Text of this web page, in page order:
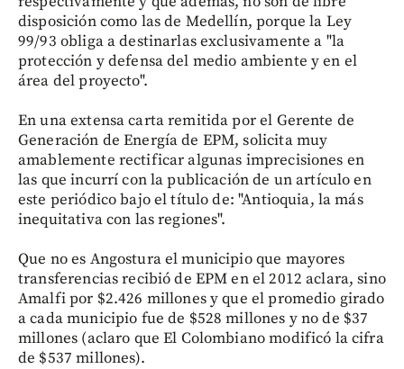
disposición como las de Medellín, porque la Ley
99/93 obliga a destinarlas exclusivamente a "la
protección y defensa del medio ambiente y en el
área del proyecto".
En una extensa carta remitida por el Gerente de
Generación de Energía de EPM, solicita muy
amablemente rectificar algunas imprecisiones en
las que incurrí con la publicación de un artículo en
este periódico bajo el título de: "Antioquia, la más
inequitativa con las regiones".
Que no es Angostura el municipio que mayores
transferencias recibió de EPM en el 2012 aclara, sino
Amalfi por $2.426 millones y que el promedio girado
a cada municipio fue de $528 millones y no de $37
millones (aclaro que El Colombiano modificó la cifra
de $537 millones).